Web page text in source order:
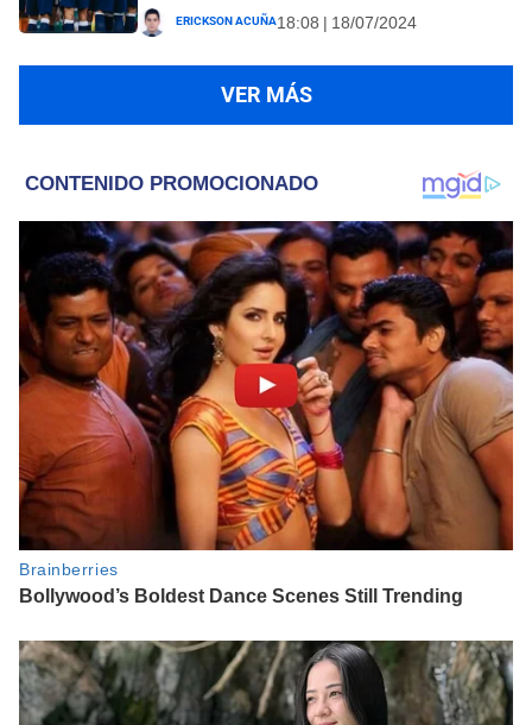
Erickson Acuña18:08 | 18/07/2024
VER MÁS